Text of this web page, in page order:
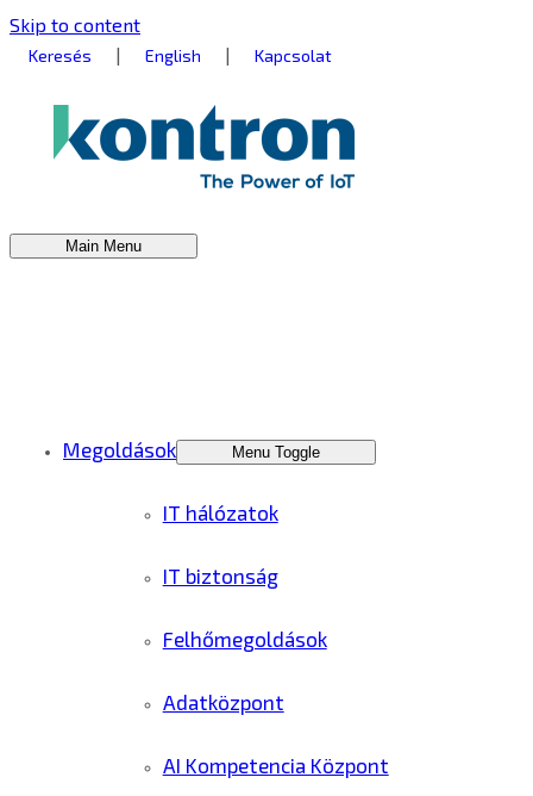
Skip to content
Keresés | English | Kapcsolat
Main Menu
Megoldások Menu Toggle
IT hálózatok
IT biztonság
Felhőmegoldások
Adatközpont
AI Kompetencia Központ